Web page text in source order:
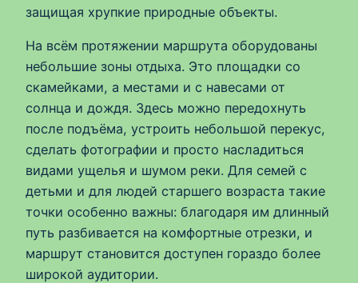
защищая хрупкие природные объекты.
На всём протяжении маршрута оборудованы
небольшие зоны отдыха. Это площадки со
скамейками, а местами и с навесами от
солнца и дождя. Здесь можно передохнуть
после подъёма, устроить небольшой перекус,
сделать фотографии и просто насладиться
видами ущелья и шумом реки. Для семей с
детьми и для людей старшего возраста такие
точки особенно важны: благодаря им длинный
путь разбивается на комфортные отрезки, и
маршрут становится доступен гораздо более
широкой аудитории.